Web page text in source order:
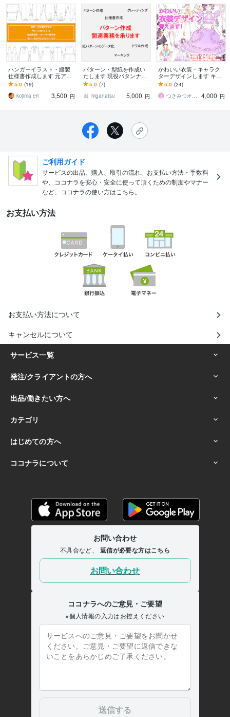
ハンガーイラスト・縫製
仕様書作成します 元アパ
レル企業デザイナーで
す！海外縫製指導経験豊
富！
5.0 (19)
kojima eri
3,500 円
パターン・型紙を作成い
たします 現役パタンナー
のスキルを提供します
5.0 (7)
higanatsu
5,000 円
かわいい衣装・キャラク
ターデザインします キャ
ラクター、Vtuber、ステ
ージ、衣装のデザイン考
えます
5.0 (24)
つきみつオシロ（zzz_osiro）
4,000 円
ご利用ガイド
サービスの出品、購入、取引の流れ、お支払い方法・手数料
や、ココナラを安心・安全に使って頂くための制度やマナー
など、ココナラの使い方はこちら。
お支払い方法
お支払い方法について
キャンセルについて